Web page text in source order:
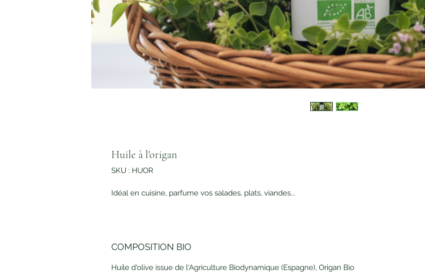
Huile à l'origan
SKU : HUOR
Idéal en cuisine, parfume vos salades, plats, viandes...
COMPOSITION BIO
Huile d'olive issue de l'Agriculture Biodynamique (Espagne), Origan Bio